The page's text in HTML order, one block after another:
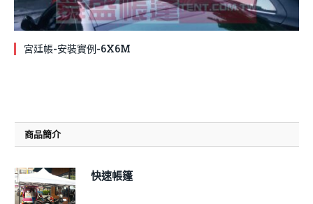
宮廷帳-安裝實例-6X6M
商品簡介
快速帳篷